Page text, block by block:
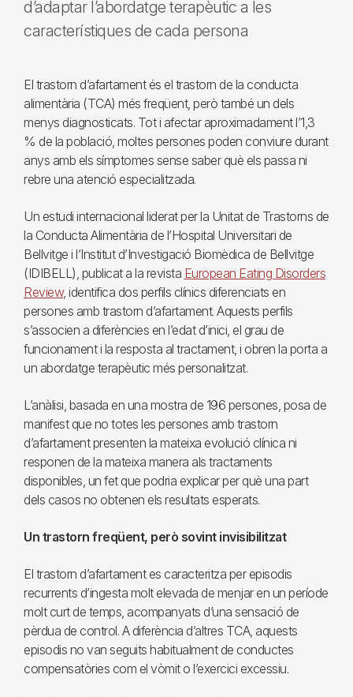
d’adaptar l’abordatge terapèutic a les
característiques de cada persona
El trastorn d’afartament és el trastorn de la conducta
alimentària (TCA) més freqüent, però també un dels
menys diagnosticats. Tot i afectar aproximadament l’1,3
% de la població, moltes persones poden conviure durant
anys amb els símptomes sense saber què els passa ni
rebre una atenció especialitzada.
Un estudi internacional liderat per la Unitat de Trastorns de
la Conducta Alimentària de l’Hospital Universitari de
Bellvitge i l’Institut d’Investigació Biomèdica de Bellvitge
(IDIBELL), publicat a la revista European Eating Disorders
Review, identifica dos perfils clínics diferenciats en
persones amb trastorn d’afartament. Aquests perfils
s’associen a diferències en l’edat d’inici, el grau de
funcionament i la resposta al tractament, i obren la porta a
un abordatge terapèutic més personalitzat.
L’anàlisi, basada en una mostra de 196 persones, posa de
manifest que no totes les persones amb trastorn
d’afartament presenten la mateixa evolució clínica ni
responen de la mateixa manera als tractaments
disponibles, un fet que podria explicar per què una part
dels casos no obtenen els resultats esperats.
Un trastorn freqüent, però sovint invisibilitzat
El trastorn d’afartament es caracteritza per episodis
recurrents d’ingesta molt elevada de menjar en un període
molt curt de temps, acompanyats d’una sensació de
pèrdua de control. A diferència d’altres TCA, aquests
episodis no van seguits habitualment de conductes
compensatòries com el vòmit o l’exercici excessiu.